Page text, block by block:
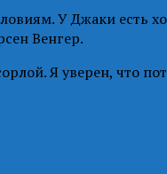
У Джаки есть
Венгер.
Я уверен, что